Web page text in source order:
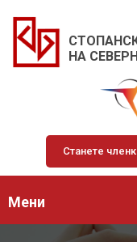
НА
Станете
Мени